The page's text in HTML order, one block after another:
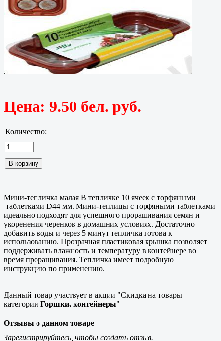
Цена: 9.50 бел. руб.
Количество:
Мини-тепличка малая В тепличке 10 ячеек с торфяными
таблетками D44 мм. Мини-теплицы с торфяными таблетками
идеально подходят для успешного проращивания семян и
укоренения черенков в домашних условиях. Достаточно
добавить воды и через 5 минут тепличка готова к
использованию. Прозрачная пластиковая крышка позволяет
поддерживать влажность и температуру в контейнере во
время проращивания. Тепличка имеет подробную
инструкцию по применению.
Данный товар участвует в акции "Скидка на товары
категории Горшки, контейнеры"
Отзывы о данном товаре
Зарегистрируйтесь, чтобы создать отзыв.